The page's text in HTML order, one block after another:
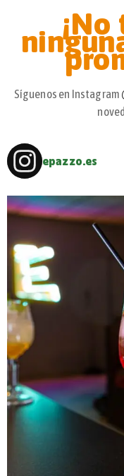
Síguenos en Instagram
epazzo.es